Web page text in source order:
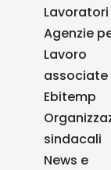
Lavoratori
Agenzie
Lavoro
associate
Ebitemp
sindacali
News e